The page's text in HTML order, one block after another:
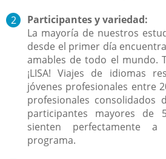
Participantes y variedad:
La mayoría de nuestros
desde el primer día
amables de todo el mundo.
¡LISA! Viajes de idiomas
jóvenes profesionales entre
profesionales consolidados
participantes mayores de
sienten perfectamente
programa.